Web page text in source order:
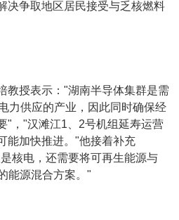
决争取地区居民接受与乏核燃料
教授表示："湖南半导体集群是需
力供应的产业，因此同时确保经
"，"汉滩江1、2号机组延寿运营
能加快推进。"他接着补充
核电，还需要将可再生能源与
能源混合方案。"